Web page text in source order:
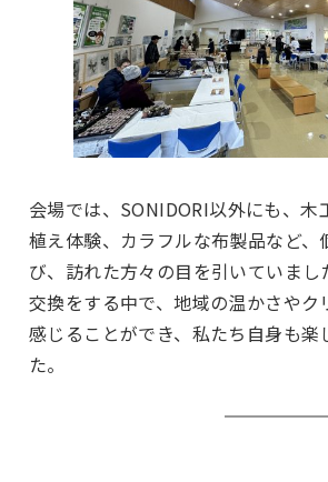
会場では、SONIDORI以外にも、
植え体験、カラフルな布製品など
び、訪れた方々の目を引いていま
交換をする中で、地域の温かさや
感じることができ、私たち自身も
た。